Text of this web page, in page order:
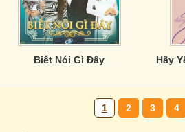
Biết Nói Gì Đây
1 2 3 4